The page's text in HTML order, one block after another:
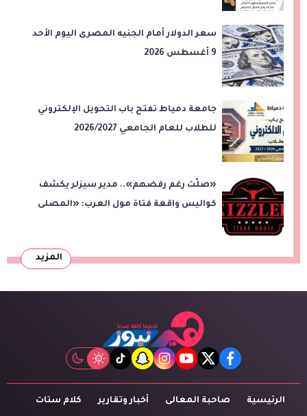
سعر الدولار أمام الجنيه المصرى اليوم الأحد
9 أغسطس 2026
جامعة دمياط تفتح باب التحويل الإلكتروني
للطلاب للعام الجامعي 2026/2027
«صلّت رغم رفضهم».. مدير سيزلر يكشف
كواليس واقعة فتاة مول العرب: «المصلى
المزيد
facebook
twitter
youtube
instagram
snapchat
tiktok
الرئيسية صاحبة المعالى أخبار وتقارير كلام ستات